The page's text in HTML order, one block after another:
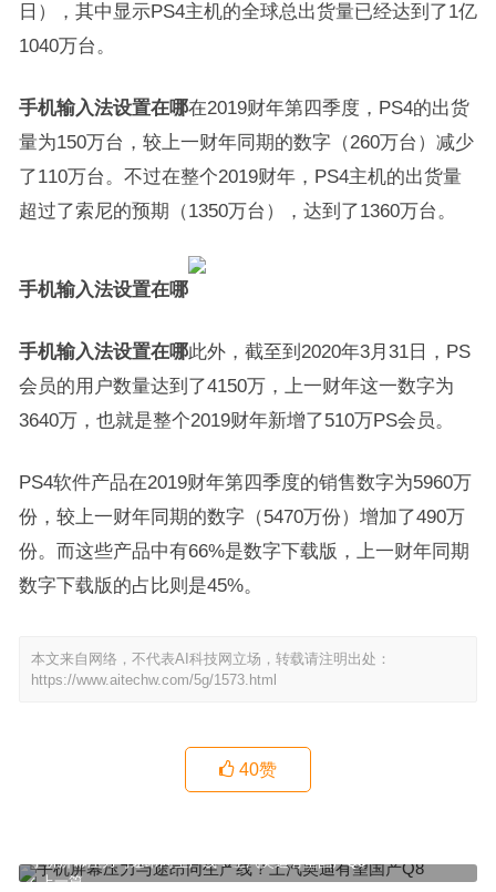
日），其中显示PS4主机的全球总出货量已经达到了1亿
1040万台。
手机输入法设置在哪在2019财年第四季度，PS4的出货
量为150万台，较上一财年同期的数字（260万台）减少
了110万台。不过在整个2019财年，PS4主机的出货量
超过了索尼的预期（1350万台），达到了1360万台。
手机输入法设置在哪
手机输入法设置在哪此外，截至到2020年3月31日，PS
会员的用户数量达到了4150万，上一财年这一数字为
3640万，也就是整个2019财年新增了510万PS会员。
PS4软件产品在2019财年第四季度的销售数字为5960万
份，较上一财年同期的数字（5470万份）增加了490万
份。而这些产品中有66%是数字下载版，上一财年同期
数字下载版的占比则是45%。
本文来自网络，不代表AI科技网立场，转载请注明出处：
https://www.aitechw.com/5g/1573.html
40赞
上一篇
手机屏幕压力与途昂同生产线？上汽奥迪有望国产Q8
手机拍照为什么是反的游戏显示器哪家强？AOC冠捷拿下市场占有率